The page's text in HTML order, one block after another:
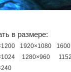
в размере:
1920×1080
1280×960